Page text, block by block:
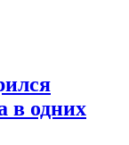
в одних